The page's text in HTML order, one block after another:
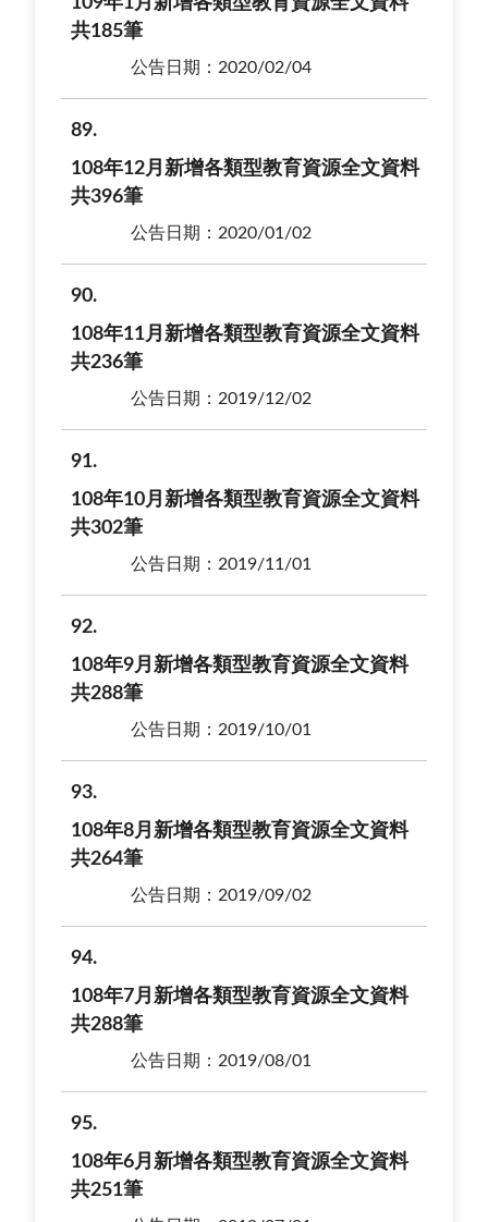
共185筆
公告日期：2020/02/04
89
108年12月新增各類型教育資源全文資料
共396筆
公告日期：2020/01/02
90
108年11月新增各類型教育資源全文資料
共236筆
公告日期：2019/12/02
91
108年10月新增各類型教育資源全文資料
共302筆
公告日期：2019/11/01
92
108年9月新增各類型教育資源全文資料
共288筆
公告日期：2019/10/01
93
108年8月新增各類型教育資源全文資料
共264筆
公告日期：2019/09/02
94
108年7月新增各類型教育資源全文資料
共288筆
公告日期：2019/08/01
95
108年6月新增各類型教育資源全文資料
共251筆